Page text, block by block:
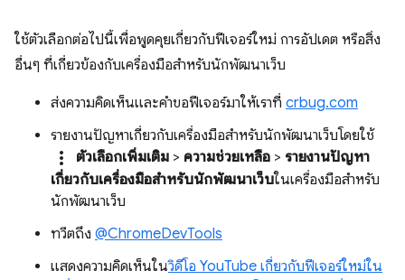
ใช้ตัวเลือกต่อไปนี้เพื่อพูดคุยเกี่ยวกับฟีเจอร์ใหม่ การอัปเดต หรือสิ่ง
อื่นๆ ที่เกี่ยวข้องกับเครื่องมือสำหรับนักพัฒนาเว็บ
ส่งความคิดเห็นและคำขอฟีเจอร์มาให้เราที่ crbug.com
รายงานปัญหาเกี่ยวกับเครื่องมือสำหรับนักพัฒนาเว็บโดยใช้
more_vert ตัวเลือกเพิ่มเติม > ความช่วยเหลือ > รายงานปัญหา
เกี่ยวกับเครื่องมือสำหรับนักพัฒนาเว็บในเครื่องมือสำหรับ
นักพัฒนาเว็บ
ทวีตถึง @ChromeDevTools
แสดงความคิดเห็นในวิดีโอ YouTube เกี่ยวกับฟีเจอร์ใหม่ใน